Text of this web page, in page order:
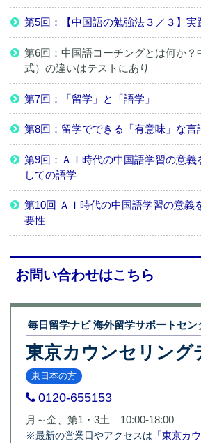
第5回：【中国語の勉強法３／３】実
第6回：中国語コーチングとは何か？
式）の違いはテストにあり
第7回：「留学」と「語学」
第8回：留学でできる「有意味」な言
第9回：ＡＩ時代の中国語学習の意
しての語学
第10回 ＡＩ時代の中国語学習の意
要性
お問い合わせはこちら
毎日留学ナビ 海外留学サポートセン
東京カウンセリング
東日本の方
0120-655153
月～金、第1・3土 10:00-18:00
※最新の営業日やアクセスは 「東京カ